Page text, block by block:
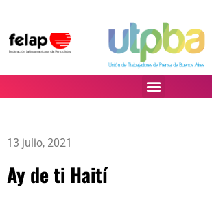
13 julio, 2021
Ay de ti Haití